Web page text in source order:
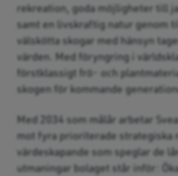
rekreation, goda möjligheter till
samt en livskraftig natur genom
välskötta skogar med hänsyn
värden. Med föryngring i
förstklassigt frö- och
skogen för kommande
Med 2034 som målår arbetar
mot fyra prioriterade strategiska
värdeskapande som speglar de
utmaningar bolaget står inför: